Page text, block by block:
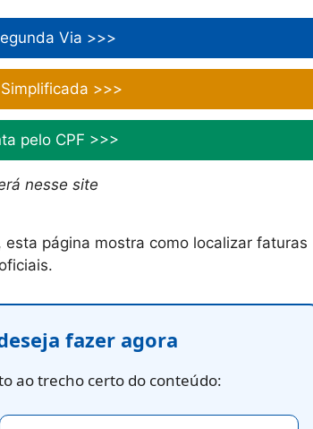
Via >>>
>>>
pelo CPF >>>
nesse site
página mostra como localizar faturas
fazer agora
ao trecho certo do conteúdo: